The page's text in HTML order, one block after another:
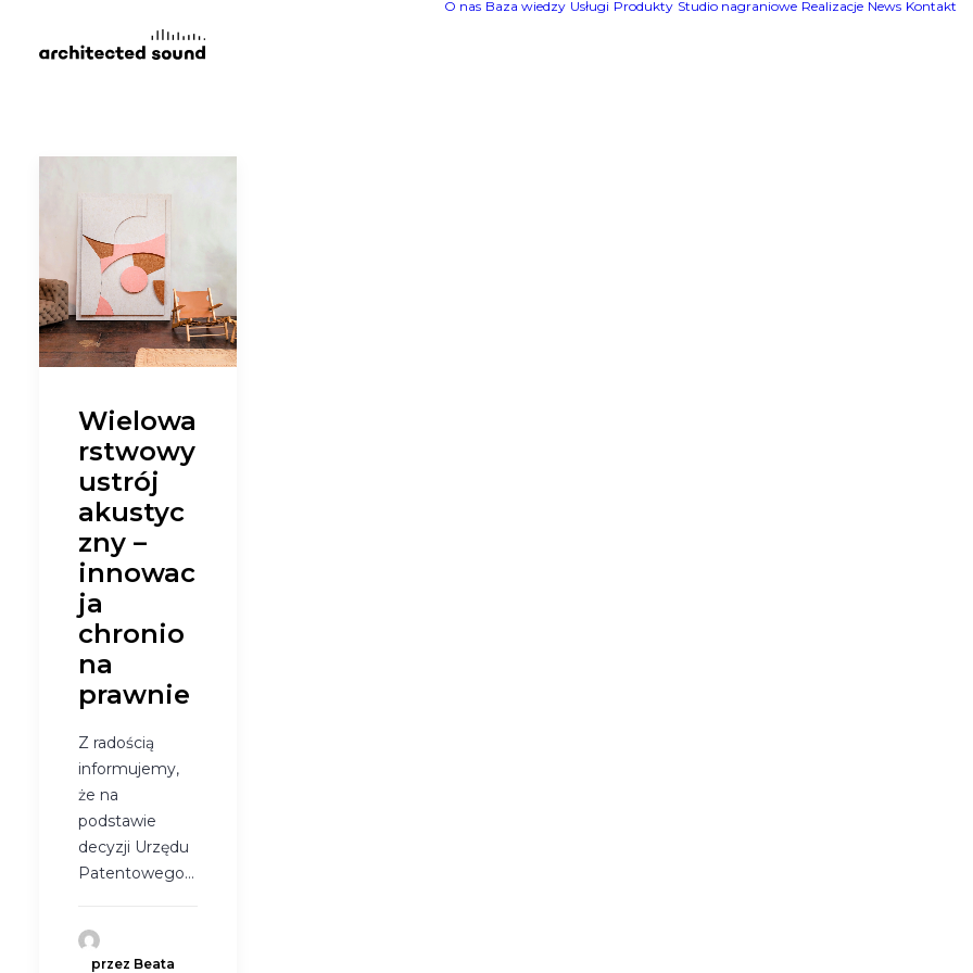
O nas Baza wiedzy Usługi Produkty Studio nagraniowe Realizacje News Kontakt
Wielowa
rstwowy
ustrój
akustyc
zny –
innowac
ja
chronio
na
prawnie
Z radością
informujemy,
że na
podstawie
decyzji Urzędu
Patentowego…
przez Beata